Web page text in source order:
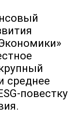
среднее
повестку